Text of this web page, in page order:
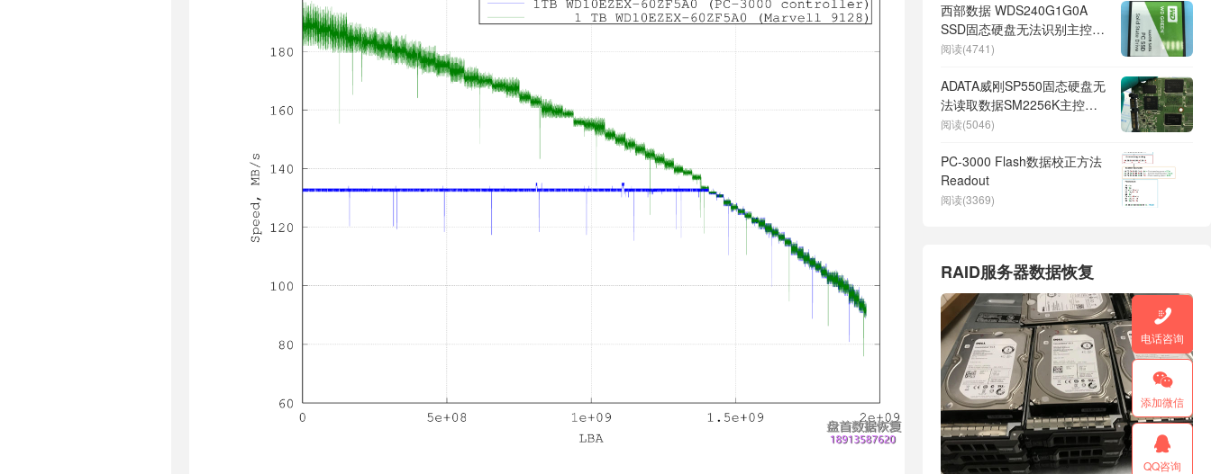
西部数据 WDS240G1G0A
SSD固态硬盘无法识别主控型
号为SM2258XT数据恢复完美
阅读(4741)
ADATA威刚SP550固态硬盘无
法读取数据SM2256K主控数
据恢复成功
阅读(5046)
PC-3000 Flash数据校正方法
Readout
阅读(3369)
RAID服务器数据恢复

电话咨询

添加微信

QQ咨询